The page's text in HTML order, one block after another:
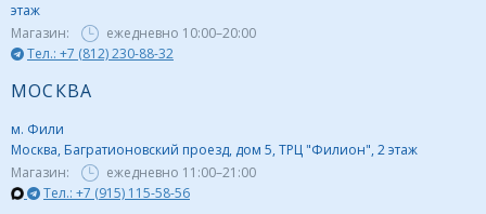
этаж
Магазин:
ежедневно 10:00–20:00
Тел.: +7 (812) 230-88-32
МОСКВА
м. Фили
Москва, Багратионовский проезд, дом 5, ТРЦ "Филион", 2 этаж
Магазин:
ежедневно 11:00–21:00
Тел.: +7 (915) 115-58-56